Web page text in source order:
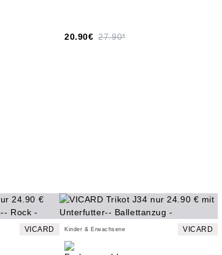
20.90€ 27.90*
VICARD Kinder & Erwachsene VICARD